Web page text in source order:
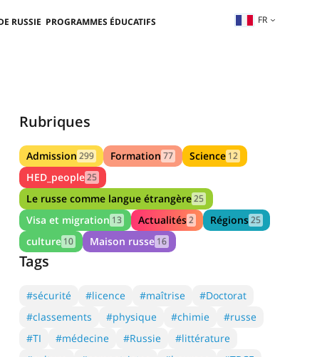
RUSSIE PROGRAMMES ÉDUCATIFS FR
Rubriques
Admission 299 Formation 77 Science 12
HED_people25
Le russe comme langue étrangère25
Visa et migration 13 Actualités2 Régions25
culture 10 Maison russe 16
Tags
#sécurité #licence #maîtrise
#Doctorat
#classements
#physique #chimie
#russe
#TI
#médecine #Russie
#littérature